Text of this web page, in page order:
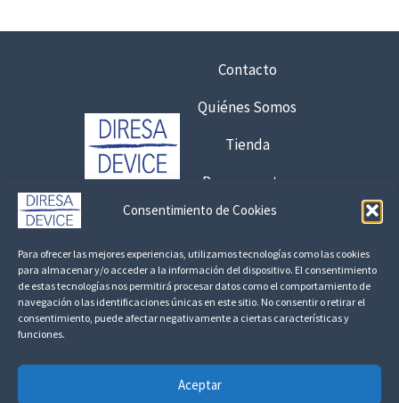
Consentimiento de Cookies
Para ofrecer las mejores experiencias, utilizamos tecnologías como las cookies
para almacenar y/o acceder a la información del dispositivo. El consentimiento
de estas tecnologías nos permitirá procesar datos como el comportamiento de
navegación o las identificaciones únicas en este sitio. No consentir o retirar el
consentimiento, puede afectar negativamente a ciertas características y
funciones.
Aceptar
opciones
página
producto
Contacto
Quiénes Somos
Tienda
Presupuestos
925 120 845 /692 056 409
consultas@fedbuy.es
Politica de Privacidad
Linkedin